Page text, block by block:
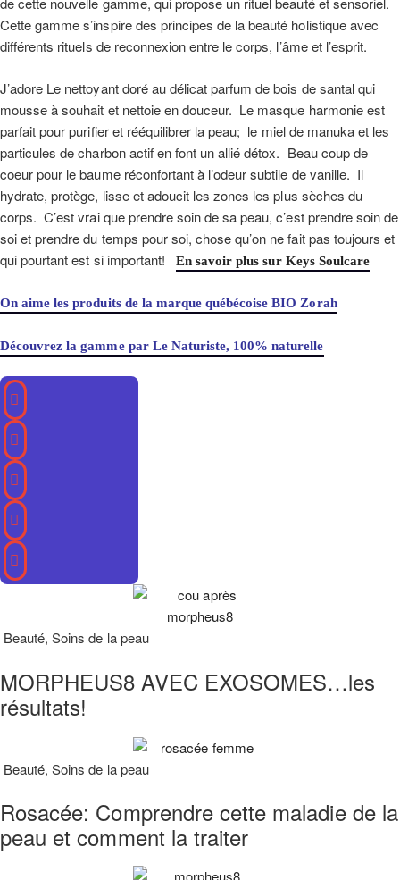
Cette gamme s’inspire des principes de la beauté holistique avec
différents rituels de reconnexion entre le corps, l’âme et l’esprit.
J’adore Le nettoyant doré au délicat parfum de bois de santal qui
mousse à souhait et nettoie en douceur. Le masque harmonie est
parfait pour purifier et rééquilibrer la peau; le miel de manuka et les
particules de charbon actif en font un allié détox. Beau coup de
coeur pour le baume réconfortant à l’odeur subtile de vanille. Il
hydrate, protège, lisse et adoucit les zones les plus sèches du
corps. C’est vrai que prendre soin de sa peau, c’est prendre soin de
soi et prendre du temps pour soi, chose qu’on ne fait pas toujours et
qui pourtant est si important!
En savoir plus sur Keys Soulcare
On aime les produits de la marque québécoise BIO Zorah
Découvrez la gamme par Le Naturiste, 100% naturelle
Beauté,Soins de la peau
MORPHEUS8 AVEC EXOSOMES…les
résultats!
Beauté,Soins de la peau
Rosacée: Comprendre cette maladie de la
peau et comment la traiter